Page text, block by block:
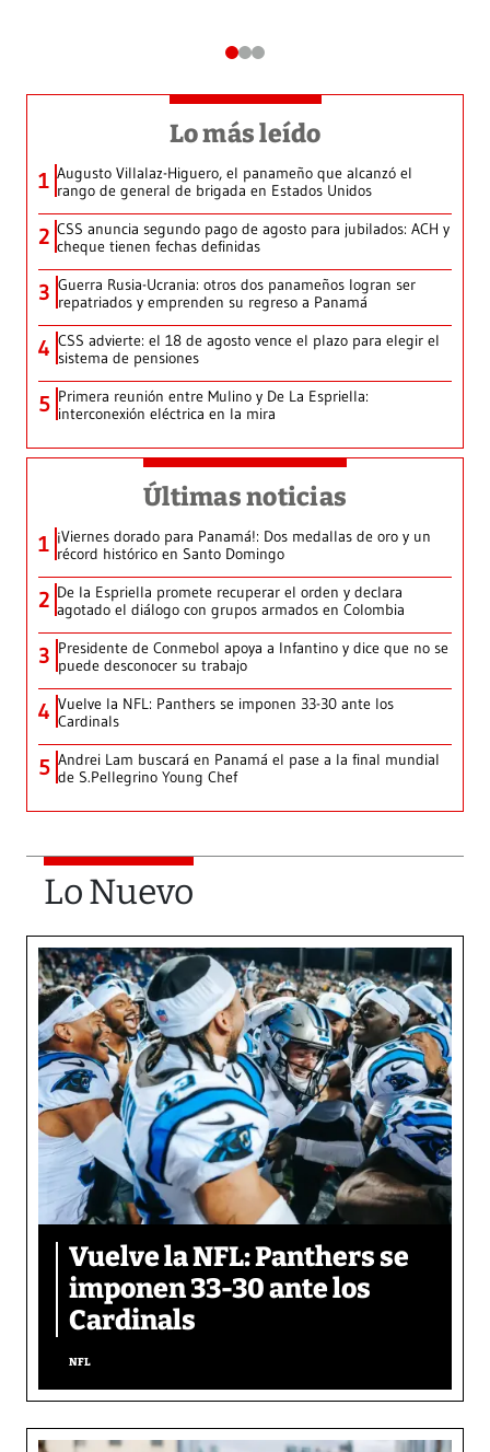
Lo más leído
1 Augusto Villalaz-Higuero, el panameño que alcanzó el
rango de general de brigada en Estados Unidos
2 CSS anuncia segundo pago de agosto para jubilados: ACH y
cheque tienen fechas definidas
3 Guerra Rusia-Ucrania: otros dos panameños logran ser
repatriados y emprenden su regreso a Panamá
4 CSS advierte: el 18 de agosto vence el plazo para elegir el
sistema de pensiones
5 Primera reunión entre Mulino y De La Espriella:
interconexión eléctrica en la mira
Últimas noticias
1 ¡Viernes dorado para Panamá!: Dos medallas de oro y un
récord histórico en Santo Domingo
2 De la Espriella promete recuperar el orden y declara
agotado el diálogo con grupos armados en Colombia
3 Presidente de Conmebol apoya a Infantino y dice que no se
puede desconocer su trabajo
4 Vuelve la NFL: Panthers se imponen 33-30 ante los
Cardinals
5 Andrei Lam buscará en Panamá el pase a la final mundial
de S.Pellegrino Young Chef
Lo Nuevo
Vuelve la NFL: Panthers se
imponen 33-30 ante los
Cardinals
NFL